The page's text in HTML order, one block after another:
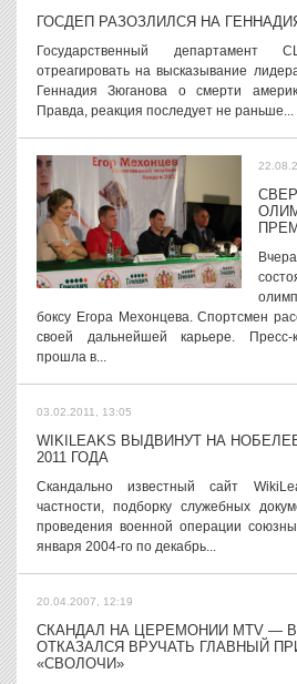
ГОСДЕП РАЗОЗЛИЛСЯ НА
Государственный
отреагировать на высказывание
Геннадия Зюганова о смерти
Правда, реакция последует не раньше...
боксу Егора Мехонцева. Спортсмен
своей дальнейшей карьере. Пресс-
прошла в...
03.02.2011, 13:05
WIKILEAKS ВЫДВИНУТ НА
2011 ГОДА
Скандально известный сайт
частности, подборку служебных
проведения военной операции
января 2004-го по декабрь...
20.04.2007, 12:19
СКАНДАЛ НА ЦЕРЕМОНИИ MTV —
ОТКАЗАЛСЯ ВРУЧАТЬ ГЛАВНЫЙ
«СВОЛОЧИ»